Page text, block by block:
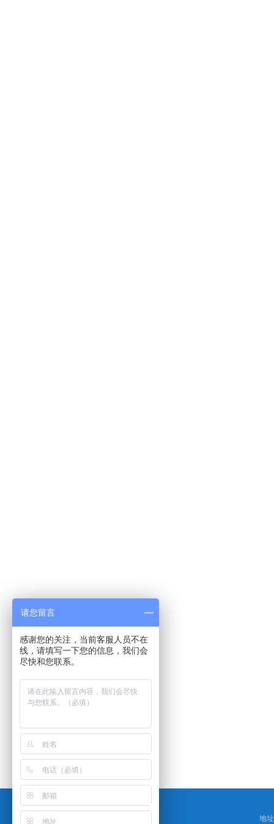
地
请您留言
感谢您的关注，当前客服人员不在
线，请填写一下您的信息，我们会
尽快和您联系。